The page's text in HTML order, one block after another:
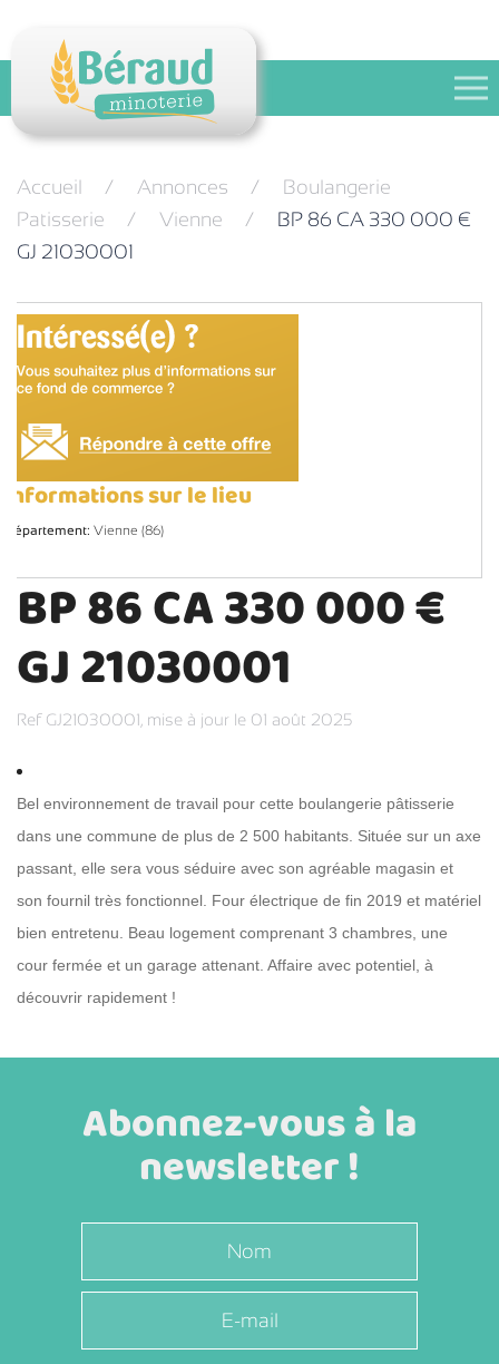
Festival des pains
Accueil Annonces
Boulangerie
Patisserie
Vienne
BP 86 CA 330 000 €
GJ 21030001
Informations sur le lieu
Département: Vienne (86)
BP 86 CA 330 000 €
GJ 21030001
Ref GJ21030001, mise à jour le 01 août 2025
Bel environnement de travail pour cette boulangerie pâtisserie
dans une commune de plus de 2 500 habitants. Située sur un axe
passant, elle sera vous séduire avec son agréable magasin et
son fournil très fonctionnel. Four électrique de fin 2019 et matériel
bien entretenu. Beau logement comprenant 3 chambres, une
cour fermée et un garage attenant. Affaire avec potentiel, à
découvrir rapidement !
Abonnez-vous à la
newsletter !